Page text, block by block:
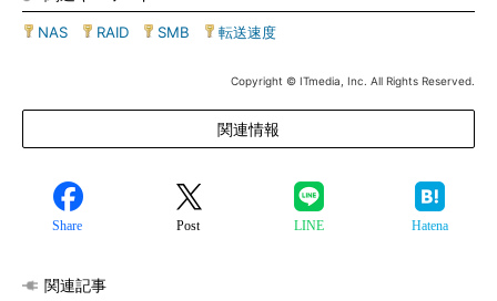
NAS RAID SMB 転送速度
Copyright © ITmedia, Inc. All Rights Reserved.
関連情報
Share Post LINE Hatena
関連記事